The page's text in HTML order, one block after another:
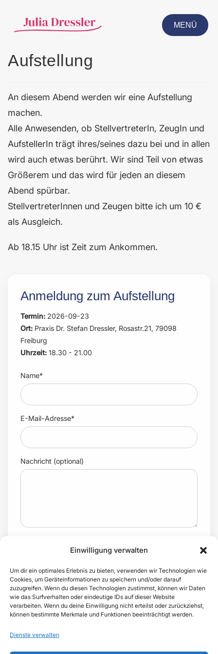
Einwilligung verwalten
Um dir ein optimales Erlebnis zu bieten, verwenden wir Technologien wie
Cookies, um Geräteinformationen zu speichern und/oder darauf
zuzugreifen. Wenn du diesen Technologien zustimmst, können wir Daten
wie das Surfverhalten oder eindeutige IDs auf dieser Website
verarbeiten. Wenn du deine Einwilligung nicht erteilst oder zurückziehst,
können bestimmte Merkmale und Funktionen beeinträchtigt werden.
Dienste verwalten
MENÜ
Aufstellung
An diesem Abend werden wir eine Aufstellung
machen.
Alle Anwesenden, ob StellvertreterIn, ZeugIn und
AufstellerIn trägt ihres/seines dazu bei und in allen
wird auch etwas berührt. Wir sind Teil von etwas
Größerem und das wird für jeden an diesem
Abend spürbar.
StellvertreterInnen und Zeugen bitte ich um 10 €
als Ausgleich.
Ab 18.15 Uhr ist Zeit zum Ankommen.
Anmeldung zum Aufstellung
Termin:2026-09-23
Ort:Praxis Dr. Stefan Dressler, Rosastr.21, 79098
Freiburg
Uhrzeit:18.30 - 21.00
Name*
E-Mail-Adresse*
Nachricht (optional)
der Verarbeitung meiner Angaben zur Kontaktaufnahme
JETZT KOSTENPFLICHTIG BUCHEN